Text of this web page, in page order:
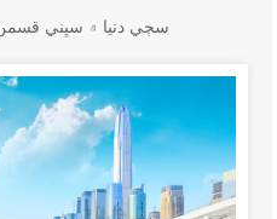
سڄي دنيا ۾ سڀني قسمن